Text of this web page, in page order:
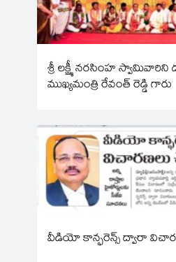
శ్రీ లక్ష్మీ నరసింహ స్వామివారిని
ముఖ్యమంత్రి రేవంత్ రెడ్డి గారు
వీడియో కాన్ఫరెన్స్ ద్వారా